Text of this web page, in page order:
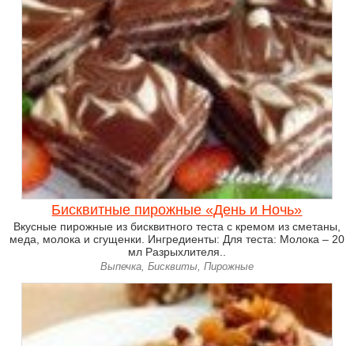
Бисквитные пирожные «День и Ночь»
Вкусные пирожные из бисквитного теста с кремом из сметаны,
меда, молока и сгущенки. Ингредиенты: Для теста: Молока – 20
мл Разрыхлителя..
Выпечка, Бисквиты, Пирожные